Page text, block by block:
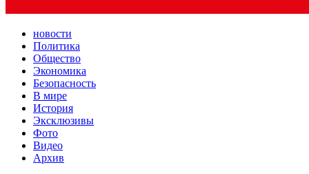
новости
Политика
Общество
Экономика
Безопасность
В мире
История
Эксклюзивы
Фото
Видео
Архив